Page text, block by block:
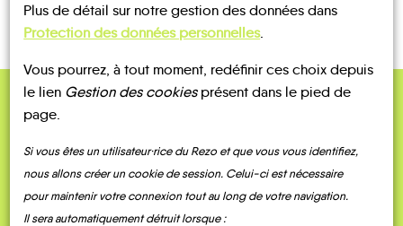
QUELQUES
Témoignages
Plus de détail sur notre gestion des données dans
Protection des données personnelles.
Vous pourrez, à tout moment, redéfinir ces choix depuis
le lien Gestion des cookiesprésent dans le pied de
page.
Si vous êtes un utilisateur·rice du Rezo et que vous vous identifiez,
nous allons créer un cookie de session. Celui-ci est nécessaire
pour maintenir votre connexion tout au long de votre navigation.
Il sera automatiquement détruit lorsque :